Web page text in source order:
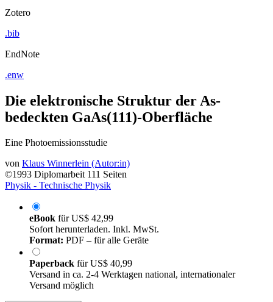
Die elektronische Struktur der As-
bedeckten GaAs(111)-Oberfläche
vonKlaus Winnerlein (Autor:in)
©1993 Diplomarbeit 111 Seiten
eBookfürUS$ 42,99
Sofort herunterladen. Inkl. MwSt.
Format:
PaperbackfürUS$ 40,99
Versand in ca. 2-4 Werktagen national, internationaler